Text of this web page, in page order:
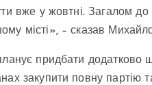
вже у жовтні. Загалом
місті», – сказав
придбати додатково
закупити повну партію